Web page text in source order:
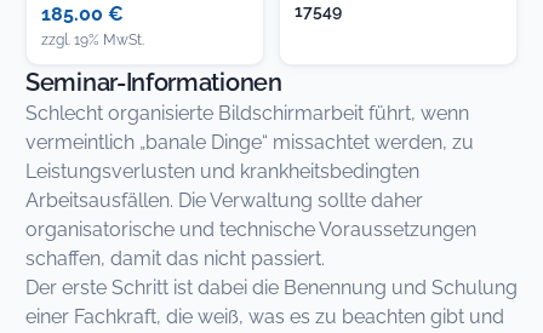
185.00 €
zzgl. 19% MwSt.
17549
Seminar-Informationen
Schlecht organisierte Bildschirmarbeit führt, wenn
vermeintlich „banale Dinge“ missachtet werden, zu
Leistungsverlusten und krankheitsbedingten
Arbeitsausfällen. Die Verwaltung sollte daher
organisatorische und technische Voraussetzungen
schaffen, damit das nicht passiert.
Der erste Schritt ist dabei die Benennung und Schulung
einer Fachkraft, die weiß, was es zu beachten gibt und